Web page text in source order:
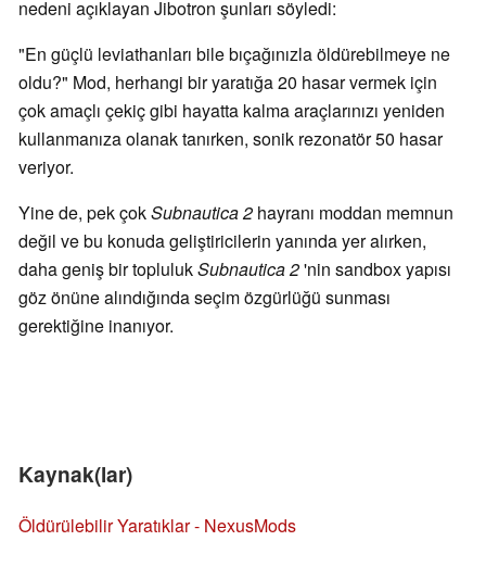
nedeni açıklayan Jibotron şunları söyledi:
"En güçlü leviathanları bile bıçağınızla öldürebilmeye ne
oldu?" Mod, herhangi bir yaratığa 20 hasar vermek için
çok amaçlı çekiç gibi hayatta kalma araçlarınızı yeniden
kullanmanıza olanak tanırken, sonik rezonatör 50 hasar
veriyor.
Yine de, pek çokSubnautica 2 hayranı moddan memnun
değil ve bu konuda geliştiricilerin yanında yer alırken,
daha geniş bir toplulukSubnautica 2'nin sandbox yapısı
göz önüne alındığında seçim özgürlüğü sunması
gerektiğine inanıyor.
Kaynak(lar)
Öldürülebilir Yaratıklar - NexusMods